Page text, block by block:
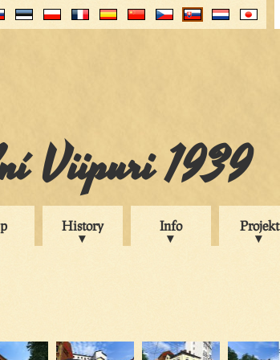
Viipuri 1939
History Info Projekt